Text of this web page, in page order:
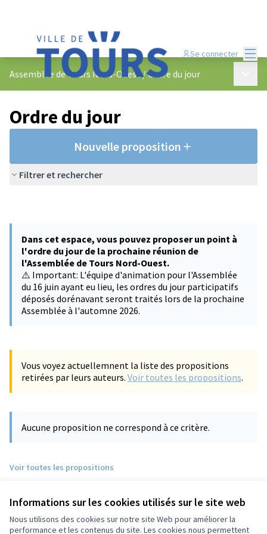
Informations sur les cookies utilisés sur le site web
Nous utilisons des cookies sur notre site Web pour améliorer la
performance et les contenus du site. Les cookies nous permettent
Se connecter
Assemblée de Tours Nord-Ouest/Ordre du jour
Ordre du jour
Nouvelle proposition
Filtrer et rechercher
Dans cet espace, vous pouvez proposer un point à
l'ordre du jour de la prochaine réunion de
l'Assemblée de Tours Nord-Ouest.
⚠️ Important: L'équipe d'animation pour l'Assemblée
du 16 juin ayant eu lieu, les ordres du jour participatifs
déposés dorénavant seront traités lors de la prochaine
Assemblée à l'automne 2026.
Vous voyez actuellemnent la liste des propositions
retirées par leurs auteurs. Voir toutes les propositions.
Aucune proposition ne correspond à ce critère.
Voir toutes les propositions